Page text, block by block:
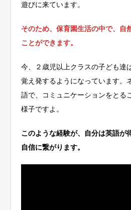
遊びに来ています。
そのため、保育園生活の中で、自
ことができます。
今、２歳児以上クラスの子ども達
覚え発するようになっています。
語で、コミュニケーションをとる
様子ですよ。
このような経験が、自分は英語が
自信に繋がります。